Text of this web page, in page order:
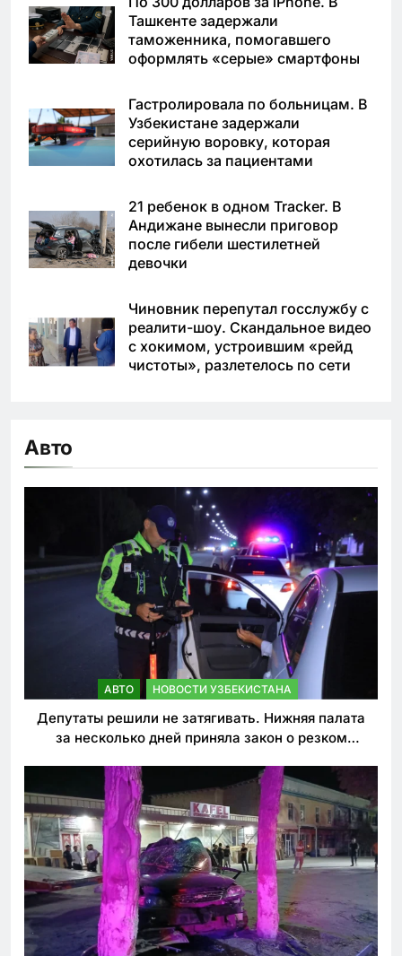
Ташкенте задержали
таможенника, помогавшего
оформлять «серые» смартфоны
Гастролировала по больницам. В
Узбекистане задержали
серийную воровку, которая
охотилась за пациентами
21 ребенок в одном Tracker. В
Андижане вынесли приговор
после гибели шестилетней
девочки
Чиновник перепутал госслужбу с
реалити-шоу. Скандальное видео
с хокимом, устроившим «рейд
чистоты», разлетелось по сети
Авто
АВТО НОВОСТИ УЗБЕКИСТАНА
Депутаты решили не затягивать. Нижняя палата
за несколько дней приняла закон о резком